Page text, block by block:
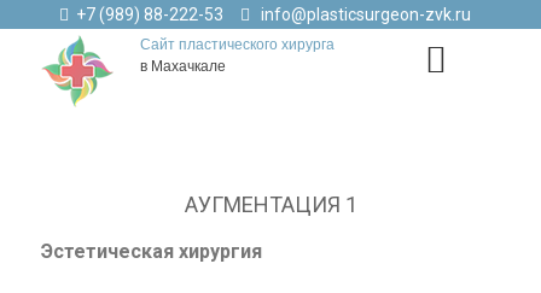
+7 (989) 88-222-53 info@plasticsurgeon-zvk.ru
Сайт пластического хирурга
в Махачкале
АУГМЕНТАЦИЯ 1
Эстетическая хирургия